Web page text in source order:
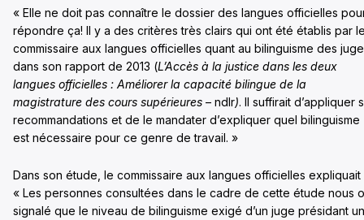
« Elle ne doit pas connaître le dossier des langues officielles
répondre ça! Il y a des critères très clairs qui ont été établis par
commissaire aux langues officielles quant au bilinguisme des
dans son rapport de 2013 (L’Accès à la justice dans les deux
langues officielles : Améliorer la capacité bilingue de la
magistrature des cours supérieures – ndlr). Il suffirait d’appliquer
recommandations et de le mandater d’expliquer quel bilinguisme
est nécessaire pour ce genre de travail. »
Dans son étude, le commissaire aux langues officielles expliquait
« Les personnes consultées dans le cadre de cette étude nous
signalé que le niveau de bilinguisme exigé d’un juge présidant